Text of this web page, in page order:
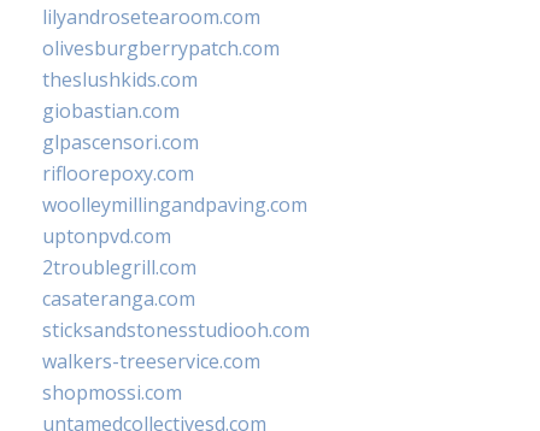
lilyandrosetearoom.com
olivesburgberrypatch.com
theslushkids.com
giobastian.com
glpascensori.com
rifloorepoxy.com
woolleymillingandpaving.com
uptonpvd.com
2troublegrill.com
casateranga.com
sticksandstonesstudiooh.com
walkers-treeservice.com
shopmossi.com
untamedcollectivesd.com